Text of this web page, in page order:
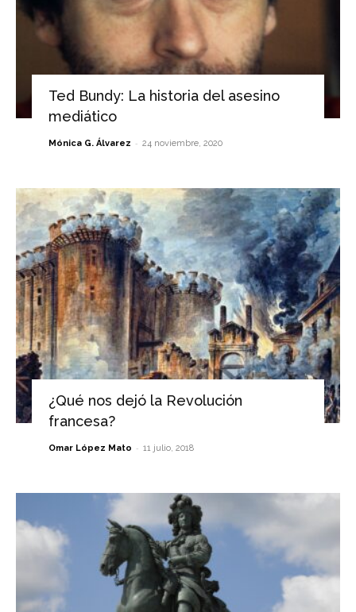
Ted Bundy: La historia del asesino
mediático
Mónica G. Álvarez - 24 noviembre, 2020
¿Qué nos dejó la Revolución
francesa?
Omar López Mato - 11 julio, 2018